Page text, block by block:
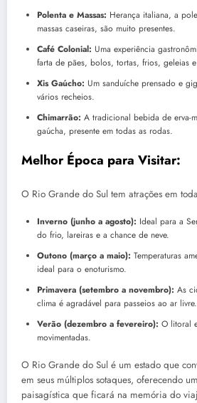
Polenta e Massas: Herança italiana, a
massas caseiras, são muito presentes.
Café Colonial: Uma experiência
farta de pães, bolos, tortas, frios, geleias
Xis Gaúcho: Um sanduíche prensado e
vários recheios.
Chimarrão: A tradicional bebida de erva-
gaúcha, presente em todas as rodas.
Melhor Época para Visitar:
O Rio Grande do Sul tem atrações em
Inverno (junho a agosto): Ideal para a
do frio, lareiras e a chance de neve.
Outono (março a maio): Temperaturas
ideal para o enoturismo.
Primavera (setembro a novembro): As
clima é agradável para passeios ao ar livre.
Verão (dezembro a fevereiro): O litoral
movimentadas.
O Rio Grande do Sul é um estado que
em seus múltiplos sotaques, oferecendo
paisagística que ficará na memória do